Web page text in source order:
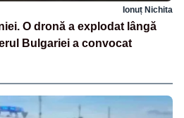
Ionuț Nichita
O dronă a explodat lângă
Bulgariei a convocat